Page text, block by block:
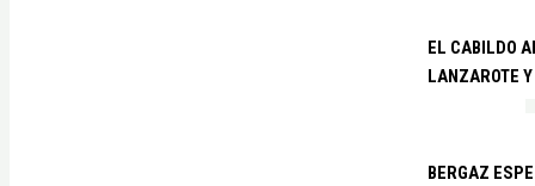
EL CABILDO
LANZAROTE
BERGAZ